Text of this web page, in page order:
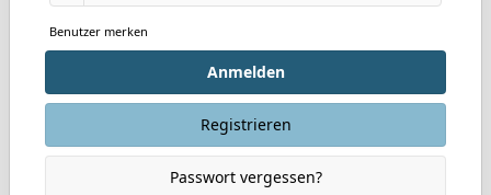
Benutzer merken
Anmelden
Registrieren
Passwort vergessen?